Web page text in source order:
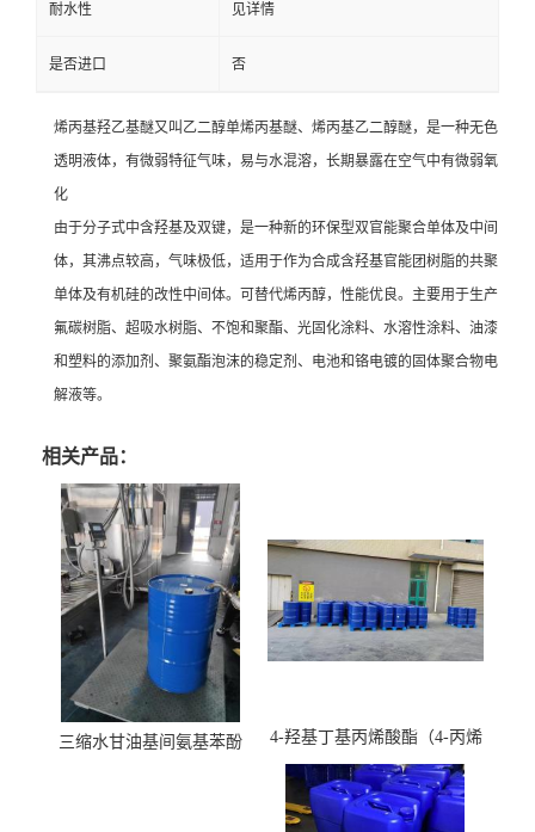
耐水性 见详情
是否进口 否
烯丙基羟乙基醚又叫乙二醇单烯丙基醚、烯丙基乙二醇醚，是一种无色
透明液体，有微弱特征气味，易与水混溶，长期暴露在空气中有微弱氧
化
由于分子式中含羟基及双键，是一种新的环保型双官能聚合单体及中间
体，其沸点较高，气味极低，适用于作为合成含羟基官能团树脂的共聚
单体及有机硅的改性中间体。可替代烯丙醇，性能优良。主要用于生产
氟碳树脂、超吸水树脂、不饱和聚酯、光固化涂料、水溶性涂料、油漆
和塑料的添加剂、聚氨酯泡沫的稳定剂、电池和铬电镀的固体聚合物电
解液等。
相关产品：
三缩水甘油基间氨基苯酚
4-羟基丁基丙烯酸酯（4-丙烯
酸羟丁酯）